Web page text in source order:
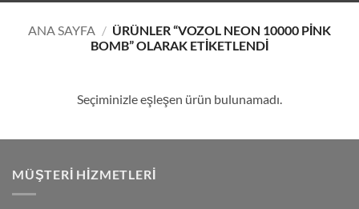
ANA SAYFA / ÜRÜNLER “VOZOL NEON 10000 PINK
BOMB” OLARAK ETIKETLENDI
Seçiminizle eşleşen ürün bulunamadı.
MÜŞTERI HIZMETLERI